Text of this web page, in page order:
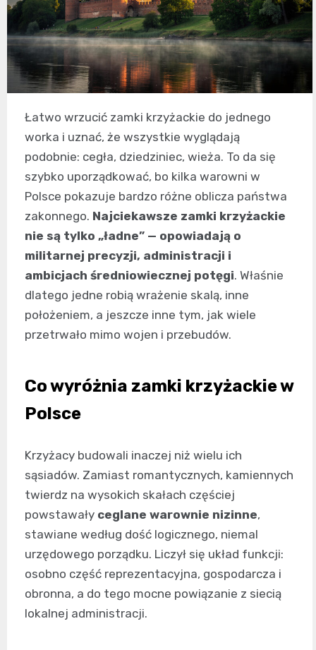
Łatwo wrzucić zamki krzyżackie do jednego
worka i uznać, że wszystkie wyglądają
podobnie: cegła, dziedziniec, wieża. To da się
szybko uporządkować, bo kilka warowni w
Polsce pokazuje bardzo różne oblicza państwa
zakonnego. Najciekawsze zamki krzyżackie
nie są tylko „ładne” — opowiadają o
militarnej precyzji, administracji i
ambicjach średniowiecznej potęgi. Właśnie
dlatego jedne robią wrażenie skalą, inne
położeniem, a jeszcze inne tym, jak wiele
przetrwało mimo wojen i przebudów.
Co wyróżnia zamki krzyżackie w
Polsce
Krzyżacy budowali inaczej niż wielu ich
sąsiadów. Zamiast romantycznych, kamiennych
twierdz na wysokich skałach częściej
powstawały ceglane warownie nizinne,
stawiane według dość logicznego, niemal
urzędowego porządku. Liczył się układ funkcji:
osobno część reprezentacyjna, gospodarcza i
obronna, a do tego mocne powiązanie z siecią
lokalnej administracji.